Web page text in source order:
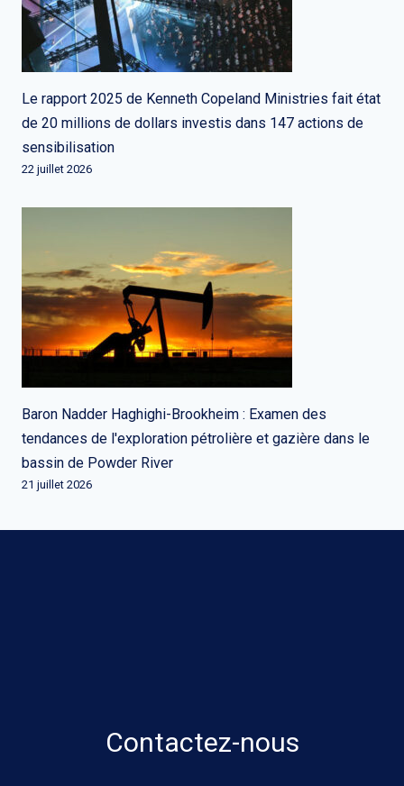
Le rapport 2025 de Kenneth Copeland Ministries fait état
de 20 millions de dollars investis dans 147 actions de
sensibilisation
22 juillet 2026
Baron Nadder Haghighi-Brookheim : Examen des
tendances de l'exploration pétrolière et gazière dans le
bassin de Powder River
21 juillet 2026
Contactez-nous